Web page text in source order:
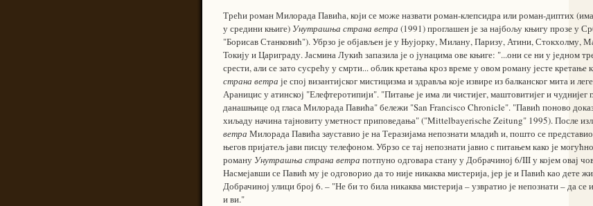
Трећи роман Милорада Павића, који се може назвати роман-клепсидра или роман-диптих (има
у средини књиге) Унутрашња страна ветра (1991) проглашен је за најбољу књигу прозе у
"Борисав Станковић"). Убрзо је објављен је у Њујорку, Милану, Паризу, Атини, Стокхолму,
Токију и Цариграду. Јасмина Лукић запазила је о јунацима ове књиге: "...они се ни у једном
срести, али се зато сусрећу у смрти... облик кретања кроз време у овом роману јесте кретање
страна ветра је спој византијског мистицизма и здравља које извире из балканског мита и
Араницис у атинској "Елефтеротипији". "Питање је има ли чистијег, маштовитијег и чуднијег
данашњице од гласа Милорада Павића" бележи "San Francisco Chronicle". "Павић поново
хиљаду начина тајновиту уметност приповедања" ("Mittelbayerische Zeitung" 1995). После
ветра Милорада Павића зауставио је на Теразијама непознати младић и, пошто се
његов пријатељ јави писцу телефоном. Убрзо се тај непознати јавио с питањем како је
роману Унутрашња страна ветра потпуно одговара стану у Добрачиној 6/III у којем овај
Насмејавши се Павић му је одговорио да то није никаква мистерија, јер је и Павић као дете
Добрачиној улици број 6. – "Не би то била никаква мистерија – узвратио је непознати – да се
и ви."